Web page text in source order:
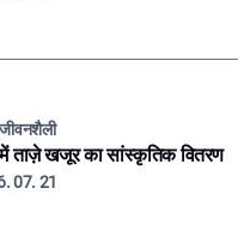
ताज़े खजूर का सांस्कृतिक वितरण
07. 21